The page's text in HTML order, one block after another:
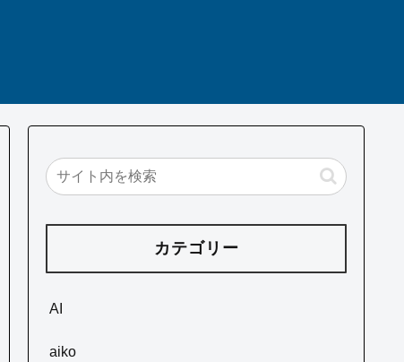
カテゴリー
AI
aiko